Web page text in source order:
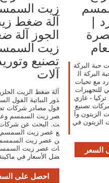
|
حبة البركة
البركة ال
مع تحيات
للتجهيزات
الصناعية IEEO تركيا - غازي
تصنيع
الزيتون وآ
الزيتون في
زيت
آلة ضغط
الجوز آلة
زيت
تصنيع
آلات
آلة ضغط الزيت
ذور النباتية الفول
فول مصادر شركات
صر زيت السمسم
ت. البحث عن شركات
ع عصر زيت السمسم
ن عصر زيت السمسم
ات عصر زيت
ضل الأسعار في
احصل على